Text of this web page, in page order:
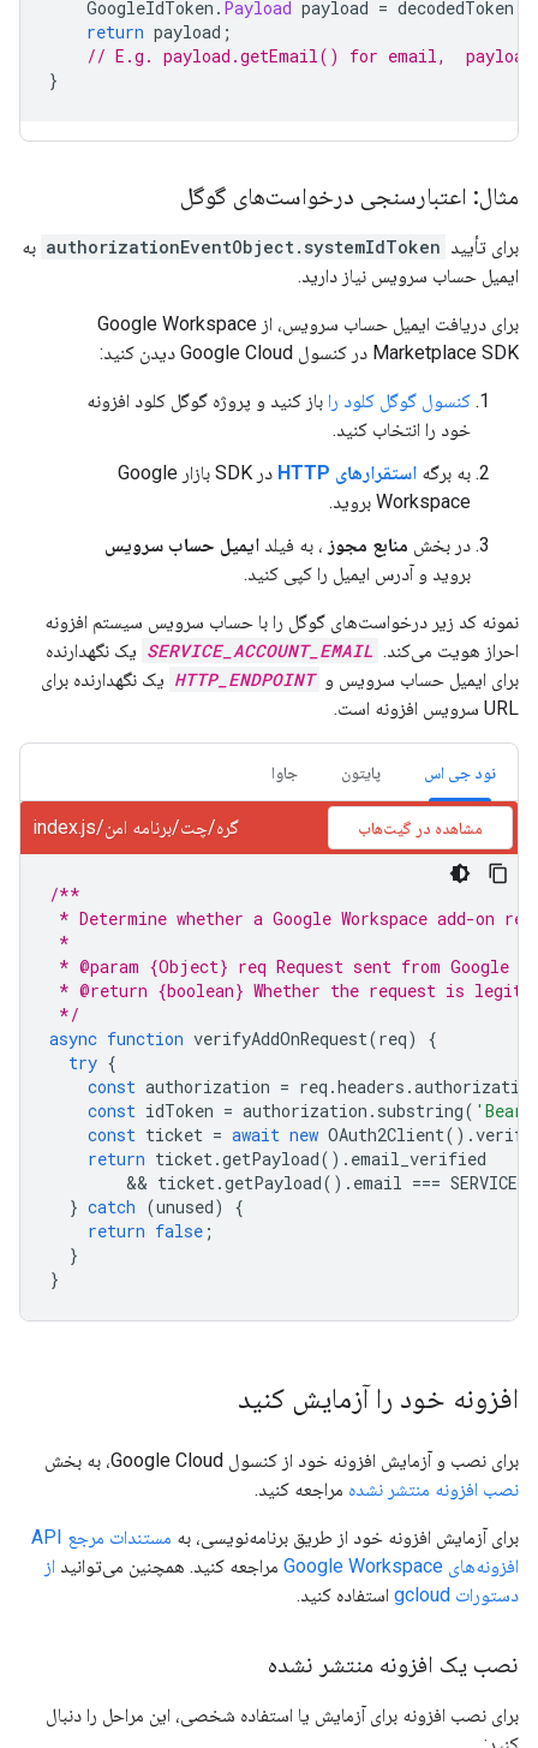
GoogleIdToken . Payload payload = decodedToken
return payload ;
// E.g. payload.getEmail() for email,
}
مثال: اعتبارسنجی درخواست‌های گوگل
برای تأیید authorizationEventObject.systemIdToken به
ایمیل حساب سرویس نیاز دارید.
برای دریافت ایمیل حساب سرویس، از Google Workspace
Marketplace SDK در کنسول Google Cloud دیدن کنید:
کنسول گوگل کلود را باز کنید و پروژه گوگل کلود افزونه
خود را انتخاب کنید.
به برگه استقرارهای HTTP
در SDK بازار Google
Workspace بروید.
در بخش منابع مجوز ، به فیلد ایمیل حساب سرویس
بروید و آدرس ایمیل را کپی کنید.
نمونه کد زیر درخواست‌های گوگل را با حساب سرویس سیستم افزونه
احراز هویت می‌کند. SERVICE_ACCOUNT_EMAIL یک نگهدارنده
برای ایمیل حساب سرویس و HTTP_ENDPOINT یک نگهدارنده برای
URL سرویس افزونه است.
نود جی اس پایتون جاوا
گره/چت/برنامه امن/index.js مشاهده در گیت‌هاب
/**
* Determine whether a Google Workspace add-on
*
* @param {Object} req Request sent from Google
* @return {boolean} Whether the request is
*/
async function verifyAddOnRequest(req)
{
try {
const authorization = req .headers .authorization
const idToken = authorization . substring(
const ticket = await new OAuth2Client().
return ticket.getPayload(). email_verified
        &&
ticket.getPayload(). email ===
} catch (unused)
{
return false ;
}
}
افزونه خود را آزمایش کنید
برای نصب و آزمایش افزونه خود از کنسول Google Cloud، به بخش
نصب افزونه منتشر نشده مراجعه کنید.
برای آزمایش افزونه خود از طریق برنامه‌نویسی، به
مستندات مرجع API
افزونه‌های Google Workspace
مراجعه کنید. همچنین می‌توانید از
دستورات gcloud
استفاده کنید.
نصب یک افزونه منتشر نشده
برای نصب افزونه برای آزمایش یا استفاده شخصی، این مراحل را دنبال